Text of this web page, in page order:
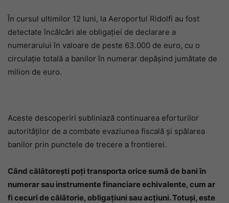
În cursul ultimilor 12 luni, la Aeroportul Ridolfi au fost
detectate încălcări ale obligației de declarare a
numerarului în valoare de peste 63.000 de euro, cu o
circulație totală a banilor în numerar depășind jumătate de
milion de euro.
Aceste descoperiri subliniază continuarea eforturilor
autorităților de a combate evaziunea fiscală și spălarea
banilor prin punctele de trecere a frontierei.
Când călătorești poți transporta orice sumă de bani în
numerar sau instrumente financiare echivalente, cum ar
fi cecuri de călătorie, obligațiuni sau acțiuni. Totuși, este